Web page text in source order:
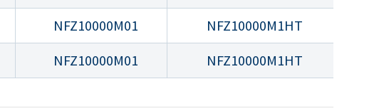
NFZ10000M01
NFZ10000M1HT
NFZ10000M01 NFZ10000M1HT